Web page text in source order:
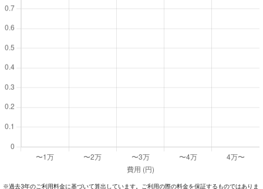
※過去3年のご利⽤料⾦に基づいて算出しています。ご利⽤の際の料⾦を保証するものではありま